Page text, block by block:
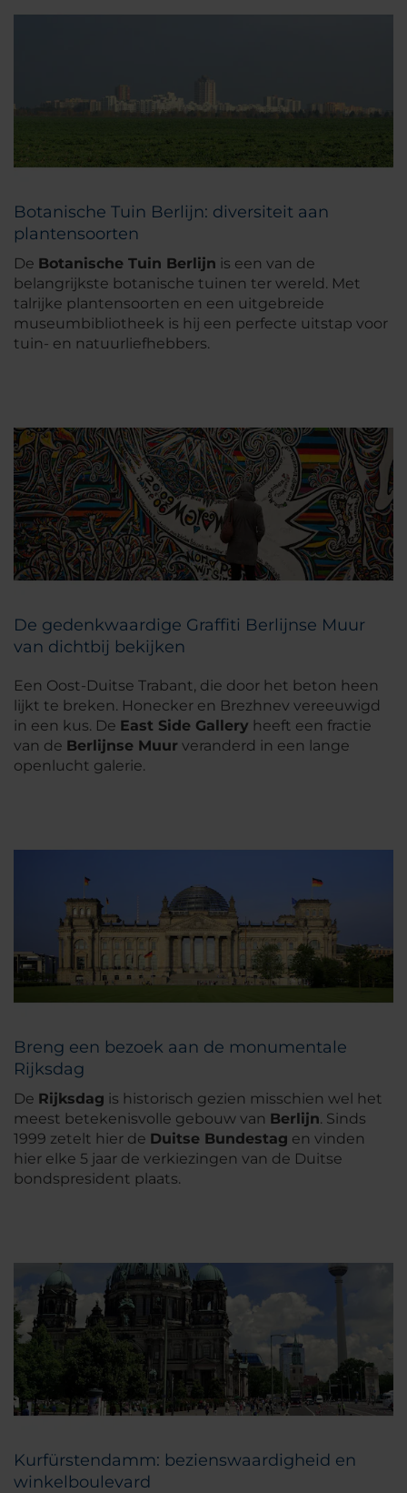
Botanische Tuin Berlijn: diversiteit aan
plantensoorten
De Botanische Tuin Berlijn is een van de
belangrijkste botanische tuinen ter wereld. Met
talrijke plantensoorten en een uitgebreide
museumbibliotheek is hij een perfecte uitstap voor
tuin- en natuurliefhebbers.
De gedenkwaardige Graffiti Berlijnse Muur
van dichtbij bekijken
Een Oost-Duitse Trabant, die door het beton heen
lijkt te breken. Honecker en Brezhnev vereeuwigd
in een kus. De East Side Gallery heeft een fractie
van de Berlijnse Muur veranderd in een lange
openlucht galerie.
Breng een bezoek aan de monumentale
Rijksdag
De Rijksdag is historisch gezien misschien wel het
meest betekenisvolle gebouw van Berlijn. Sinds
1999 zetelt hier de Duitse Bundestag en vinden
hier elke 5 jaar de verkiezingen van de Duitse
bondspresident plaats.
Kurfürstendamm: bezienswaardigheid en
winkelboulevard